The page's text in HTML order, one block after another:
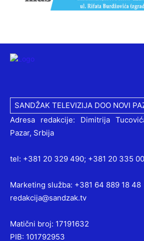
SANDŽAK TELEVIZIJA DOO NOVI
Adresa redakcije: Dimitrija
Pazar, Srbija
tel: +381 20 329 490; +381 20 335
Marketing služba: +381 64 889 18 48
redakcija@sandzak.tv
Matični broj: 17191632
PIB: 101792953